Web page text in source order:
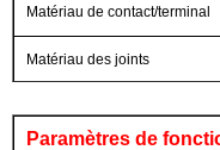
Matériau de contact/terminal
Matériau des joints
Paramètres de